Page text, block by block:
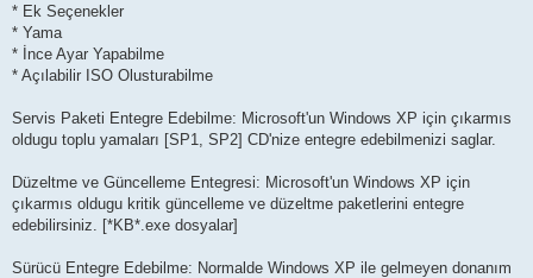
* Ek Seçenekler
* Yama
* İnce Ayar Yapabilme
* Açılabilir ISO Olusturabilme
Servis Paketi Entegre Edebilme: Microsoft'un Windows XP için çıkarmıs
oldugu toplu yamaları [SP1, SP2] CD'nize entegre edebilmenizi saglar.
Düzeltme ve Güncelleme Entegresi: Microsoft'un Windows XP için
çıkarmıs oldugu kritik güncelleme ve düzeltme paketlerini entegre
edebilirsiniz. [*KB*.exe dosyalar]
Sürücü Entegre Edebilme: Normalde Windows XP ile gelmeyen donanım